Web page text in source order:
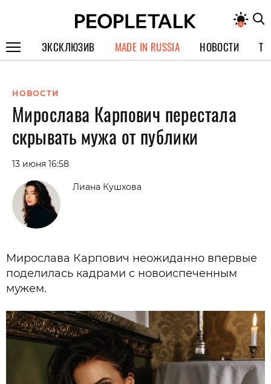
ЭКСКЛЮЗИВ
СПЕЦПРОЕКТЫ
ИНТЕРВЬЮ
ПОКОЛЕНИЕ
MADE IN RUSSIA НОВОСТИ
НОВОСТИ
Мирослава Карпович перестала
скрывать мужа от публики
13 июня 16:58
Лиана Кушхова
Мирослава Карпович неожиданно впервые
поделилась кадрами с новоиспеченным
мужем.